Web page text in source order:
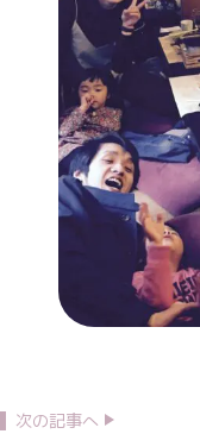
次の記事へ